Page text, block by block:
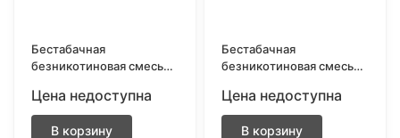
Бестабачная
безникотиновая смесь
250gr Тик Так
Цена недоступна
В корзину
Бестабачная
безникотиновая смесь
250gr Тропический сок
Цена недоступна
В корзину